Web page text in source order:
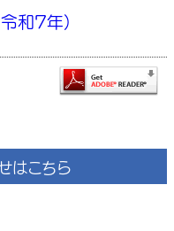
和7年）
はこちら